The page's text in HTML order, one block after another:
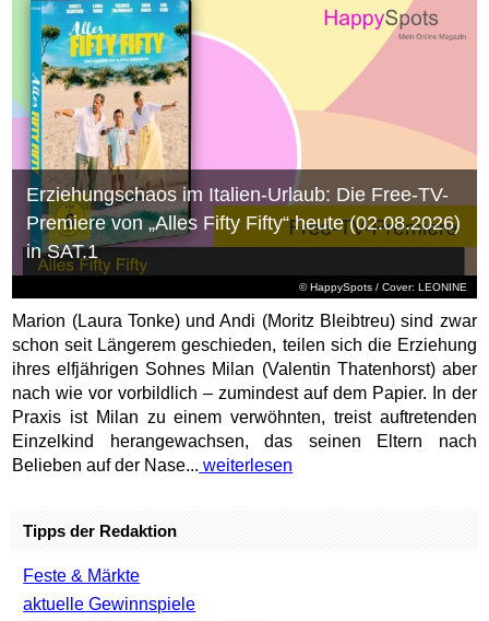
© HappySpots / Cover: LEONINE
Erziehungschaos im Italien-Urlaub: Die Free-TV-
Premiere von „Alles Fifty Fifty“ heute (02.08.2026)
in SAT.1
Marion (Laura Tonke) und Andi (Moritz Bleibtreu) sind zwar
schon seit Längerem geschieden, teilen sich die Erziehung
ihres elfjährigen Sohnes Milan (Valentin Thatenhorst) aber
nach wie vor vorbildlich – zumindest auf dem Papier. In der
Praxis ist Milan zu einem verwöhnten, treist auftretenden
Einzelkind herangewachsen, das seinen Eltern nach
Belieben auf der Nase... weiterlesen
Tipps der Redaktion
Feste & Märkte
aktuelle Gewinnspiele